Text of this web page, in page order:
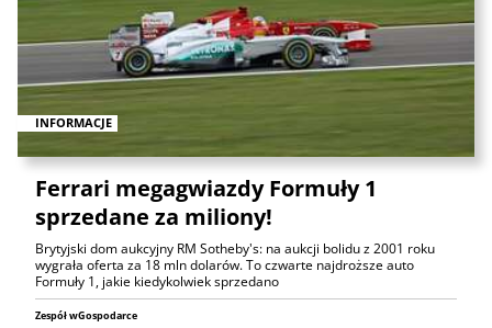
INFORMACJE
Ferrari megagwiazdy Formuły 1
sprzedane za miliony!
Brytyjski dom aukcyjny RM Sotheby's: na aukcji bolidu z 2001 roku
wygrała oferta za 18 mln dolarów. To czwarte najdroższe auto
Formuły 1, jakie kiedykolwiek sprzedano
Zespół wGospodarce